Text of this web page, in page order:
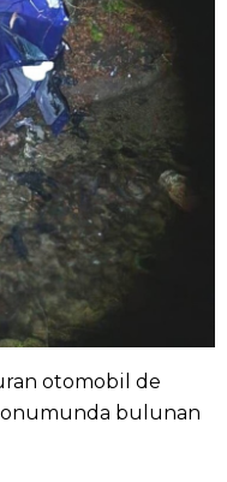
otomobil de
bulunan